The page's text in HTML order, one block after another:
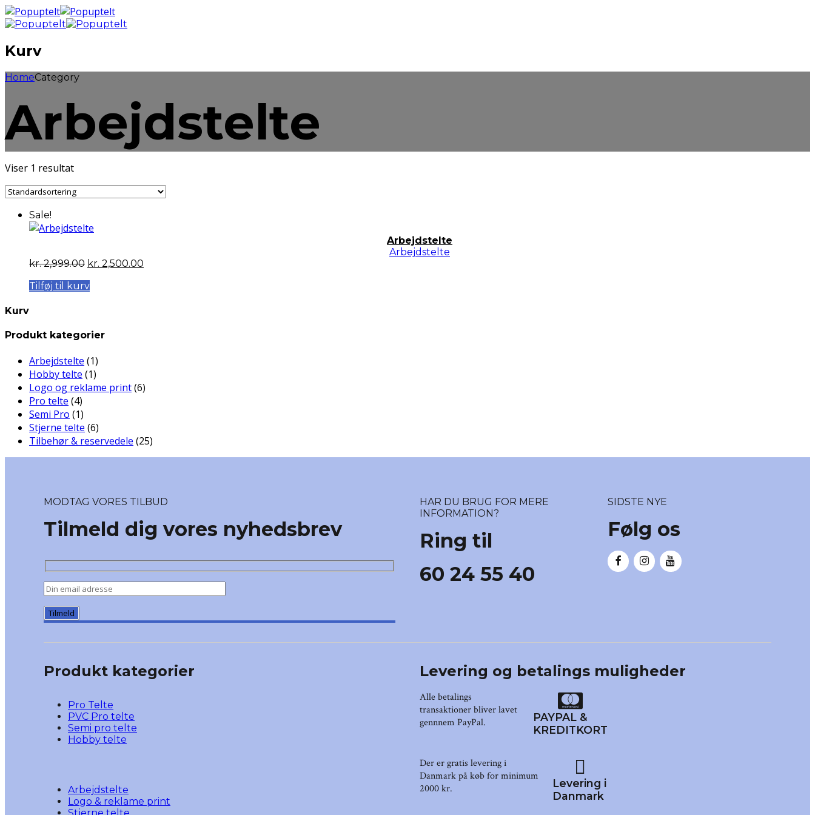
Kurv
HomeCategory
Arbejdstelte
Viser 1 resultat
Sale!
Arbejdstelte
Arbejdstelte
kr.2,999.00 Den
pris
kr. 2,500.00
Tilføj til kurv
Kurv
Produkt kategorier
Arbejdstelte (1)
Hobby telte (1)
Logo og reklame print(6)
Pro telte (4)
Semi Pro (1)
Stjerne telte (6)
Tilbehør & reservedele (25)
MODTAG VORES TILBUD
Tilmeld dig vores nyhedsbrev
HAR DU BRUG FOR MERE
INFORMATION?
Ring til
60 24 55 40
SIDSTE NYE
Følg os
Produkt kategorier
Pro Telte
PVC Pro telte
Semi pro telte
Hobby telte
Arbejdstelte
Logo & reklame print
Levering og betalings muligheder
PAYPAL &
KREDITKORT
Alle betalings
transaktioner bliver lavet
gennnem PayPal.
Levering i
Danmark
Der er gratis levering i
Danmark på køb for minimum
2000 kr.